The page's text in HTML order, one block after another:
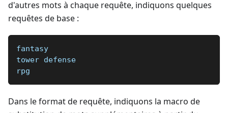
d'autres mots à chaque requête, indiquons quelques
requêtes de base :
fantasy
tower defense
rpg
Dans le format de requête, indiquons la macro de